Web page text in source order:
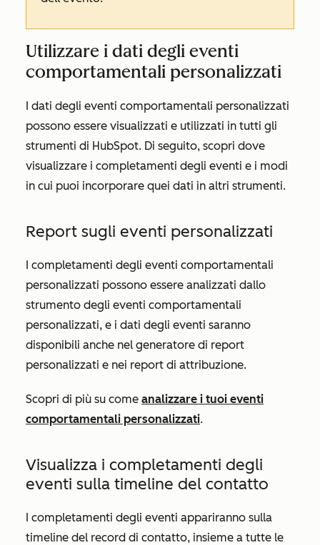
Utilizzare i dati degli eventi
comportamentali personalizzati
I dati degli eventi comportamentali personalizzati
possono essere visualizzati e utilizzati in tutti gli
strumenti di HubSpot. Di seguito, scopri dove
visualizzare i completamenti degli eventi e i modi
in cui puoi incorporare quei dati in altri strumenti.
Report sugli eventi personalizzati
I completamenti degli eventi comportamentali
personalizzati possono essere analizzati dallo
strumento degli eventi comportamentali
personalizzati, e i dati degli eventi saranno
disponibili anche nel generatore di report
personalizzati e nei report di attribuzione.
Scopri di più su come analizzare i tuoi eventi
comportamentali personalizzati.
Visualizza i completamenti degli
eventi sulla timeline del contatto
I completamenti degli eventi appariranno sulla
timeline del record di contatto, insieme a tutte le